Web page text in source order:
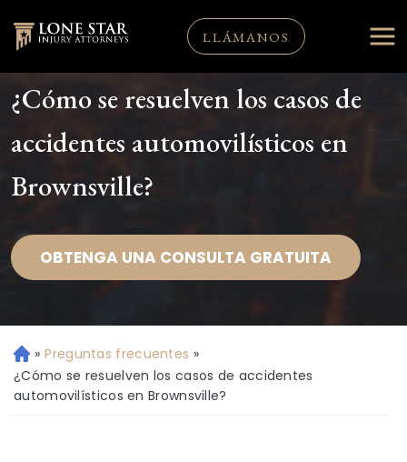
LLÁMANOS
¿Cómo se resuelven los casos de
accidentes automovilísticos en
Brownsville?
OBTENGA UNA CONSULTA GRATUITA
Ini
ci
o
» Preguntas frecuentes »
¿Cómo se resuelven los casos de accidentes
automovilísticos en Brownsville?